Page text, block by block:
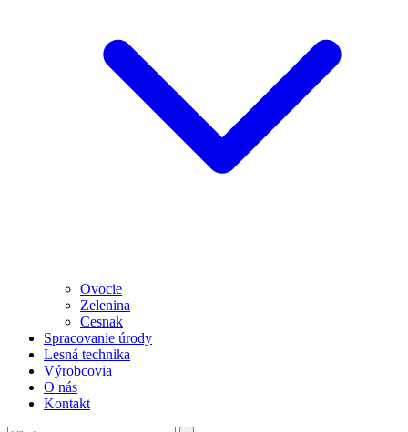
Ovocie
Zelenina
Cesnak
Spracovanie úrody
Lesná technika
Výrobcovia
O nás
Kontakt